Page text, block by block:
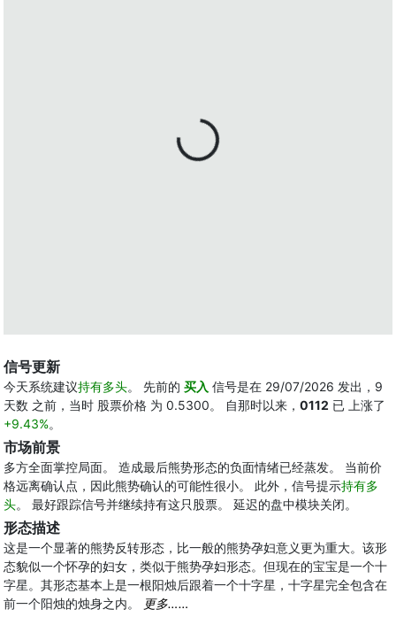
信号更新
今天系统建议持有多头。 先前的 买入 信号是在 29/07/2026 发出，9
天数 之前，当时 股票价格 为 0.5300。 自那时以来， 0112 已 上涨了
+9.43%。
市场前景
多方全面掌控局面。 造成最后熊势形态的负面情绪已经蒸发。 当前价
格远离确认点，因此熊势确认的可能性很小。 此外，信号提示持有多
头。 最好跟踪信号并继续持有这只股票。 延迟的盘中模块关闭。
形态描述
这是一个显著的熊势反转形态，比一般的熊势孕妇意义更为重大。该形
态貌似一个怀孕的妇女，类似于熊势孕妇形态。但现在的宝宝是一个十
字星。其形态基本上是一根阳烛后跟着一个十字星，十字星完全包含在
前一个阳烛的烛身之内。
更多……